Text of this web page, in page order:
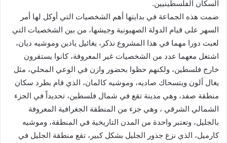
السكان الفلسطينيين.
ضمت هذه الجماعة في بدايتها أهم الشخصيات التي أوكل لها أمر
السهر على قيام الدولة الصهيونية وجيشها، من بين الشخصيات التي
لعبت دورا مهما في هذا المشروع نذكر، يغائيل يادين وموشيه ديان،
اشتغل معهما عدد من الشخصيات غير المعروفة، كانوا يستقرون
خارج فلسطين، ولكنهم حظوا بحضور وازن في الوعي المحلي، مثل
يغال ألون ويتسحاك صاديه، وموشيه كالمان، الذي قام بطرد سكان
منطقة صفد، وهي مدينة تقع في شمال فلسطين، تحديداً في الجزء
الشمالي الشرقي ، وهي جزء من المنطقة الجغرافية المعروفة
بالجليل، وتعتبر واحدة من المدن التاريخية في المنطقة، وموشيه
كارميل، الذي نزع جذور الجليل بشكل كبير، تقع منطقة الجليل في